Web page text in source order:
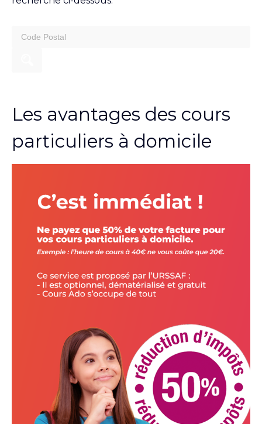
search
Les avantages des cours
particuliers à domicile